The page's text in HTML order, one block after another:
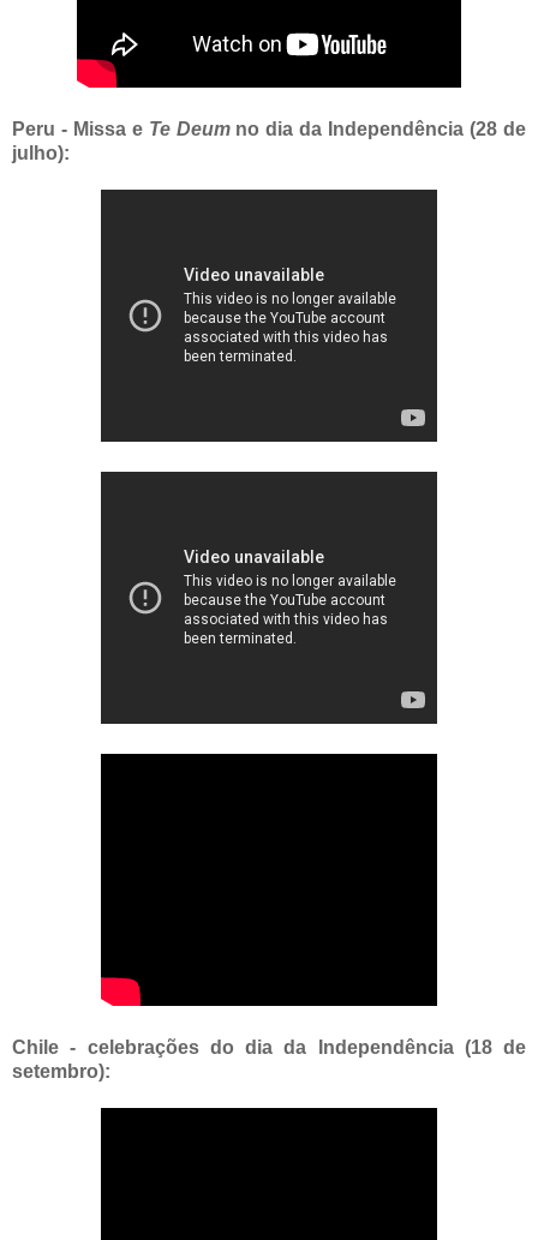
Peru - Missa e Te Deum no dia da Independência (28 de
julho):
Chile - celebrações do dia da Independência (18 de
setembro):